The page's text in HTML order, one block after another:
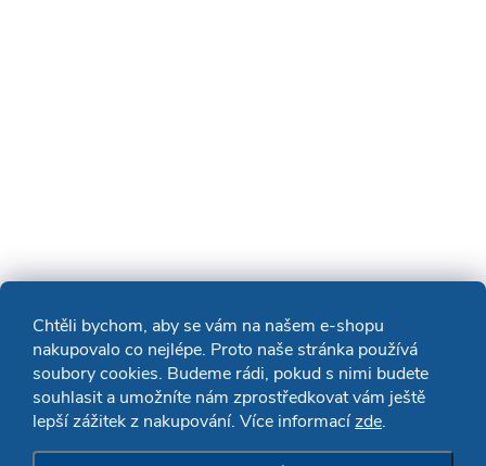
Chtěli bychom, aby se vám na našem e-shopu
nakupovalo co nejlépe. Proto naše stránka používá
soubory cookies. Budeme rádi, pokud s nimi budete
souhlasit a umožníte nám zprostředkovat vám ještě
lepší zážitek z nakupování. Více informacízde.